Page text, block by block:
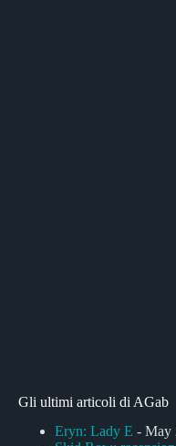
Gli ultimi articoli di AGab
Eryn: Lady E - May